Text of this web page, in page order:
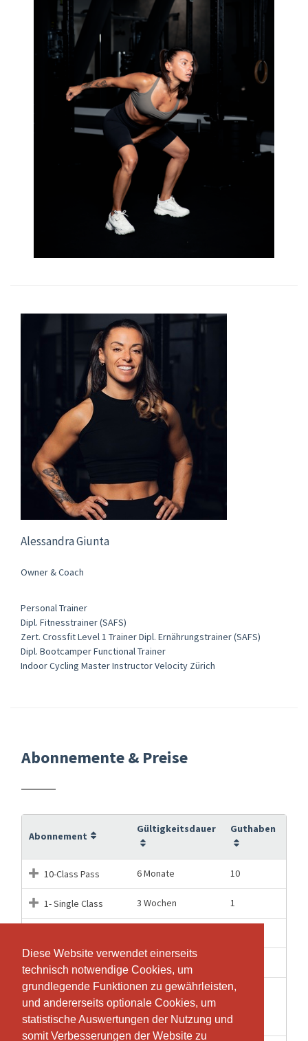
Diese Website verwendet einerseits
technisch notwendige Cookies, um
grundlegende Funktionen zu gewährleisten,
und andererseits optionale Cookies, um
statistische Auswertungen der Nutzung und
somit Verbesserungen der Website zu
Diese Website verwendet einerseits
technisch notwendige Cookies, um
grundlegende Funktionen zu gewährleisten,
und andererseits optionale Cookies, um
statistische Auswertungen der Nutzung und
somit Verbesserungen der Website zu
Alessandra Giunta
Owner & Coach
Personal Trainer
Dipl. Fitnesstrainer (SAFS)
​Zert. Crossfit Level 1 Trainer Dipl. Ernährungstrainer (SAFS)
Dipl. Bootcamper Functional Trainer
Indoor Cycling Master Instructor Velocity Zürich
Abonnemente & Preise
Abonnement
Gültigkeitsdauer Guthaben
10-Class Pass 6 Monate 10
1- Single Class 3 Wochen 1
5-Class Pass
Intro Offer: 3
Workouts for Only CHF
50
2 Wochen